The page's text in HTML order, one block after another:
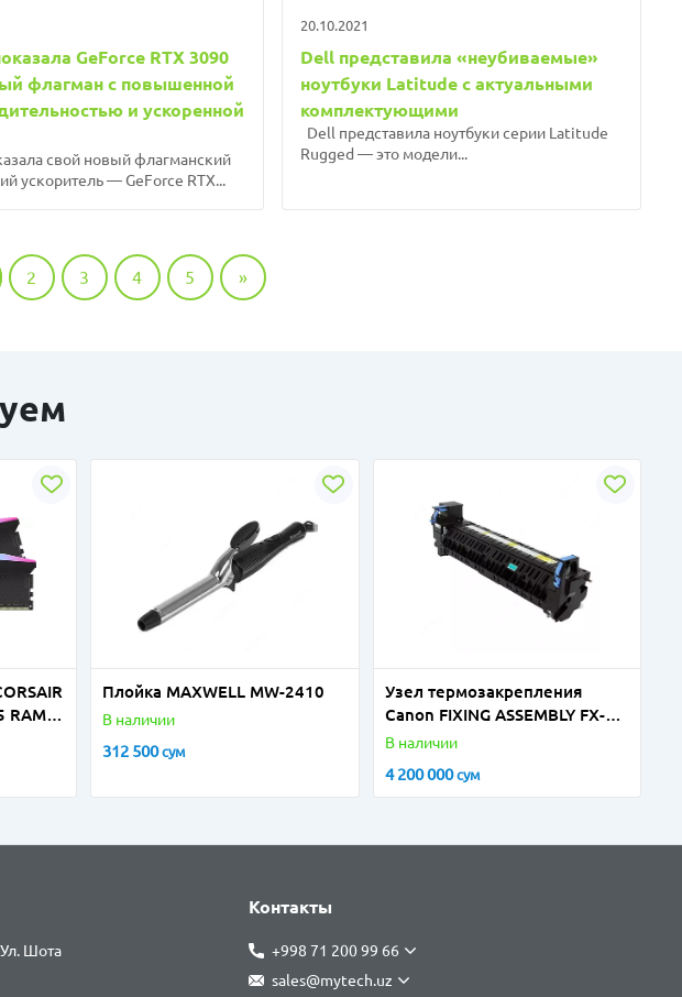
GeForce RTX 3090
флагман с повышенной
и ускоренной
свой новый флагманский
ускоритель — GeForce RTX...
20.10.2021
Dell представила «неубиваемые»
ноутбуки Latitude с актуальными
комплектующими
Dell представила ноутбуки серии Latitude
Rugged — это модели...
2 3 4 5 »
RAM
Плойка MAXWELL MW-2410
В наличии
312 500сум
Узел термозакрепления
Canon FIXING ASSEMBLY FX-
202 FM1-D277-040000 (180k)
В наличии
4 200 000сум
Шота
Контакты
+998 71 200 99 66
sales@mytech.uz